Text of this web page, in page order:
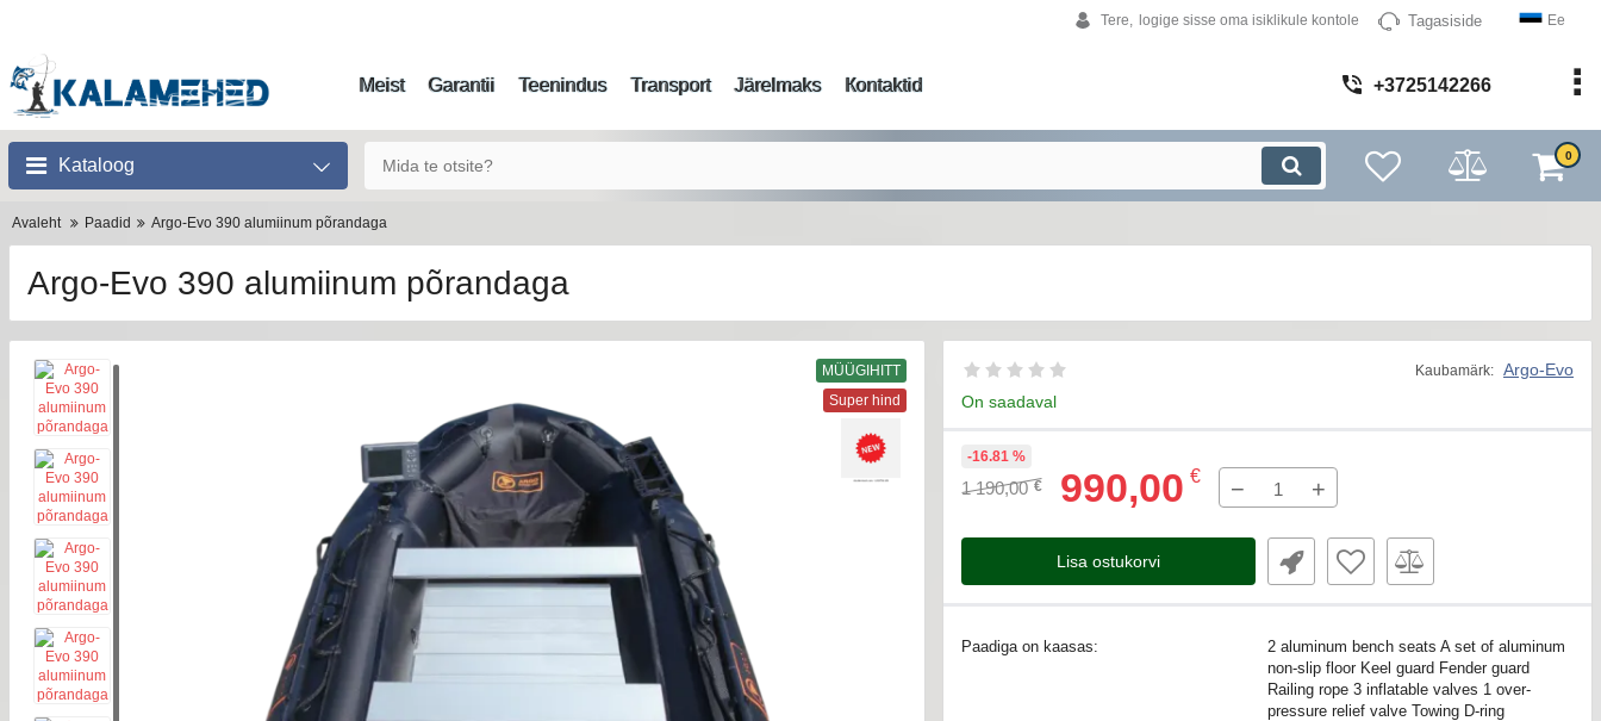
Tere, logige sisse oma isiklikule kontole Tagasiside Ee
Meist Garantii Teenindus Transport Järelmaks Кontaktid +3725142266
Kataloog 0
Avaleht Paadid Argo-Evo 390 alumiinum põrandaga
Argo-Evo 390 alumiinum põrandaga
MÜÜGIHITT
Super hind
Kaubamärk: Argo-Evo
On saadaval
1 190,00 € 990,00 €
-16.81 %
− +
Lisa ostukorvi
Paadiga on kaasas:
2 aluminum bench seats A set of aluminum
non-slip floor Keel guard Fender guard
Railing rope 3 inflatable valves 1 over-
pressure relief valve Towing D-ring